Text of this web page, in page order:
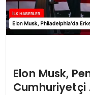
Elon Musk,
Cumhuriyetçi